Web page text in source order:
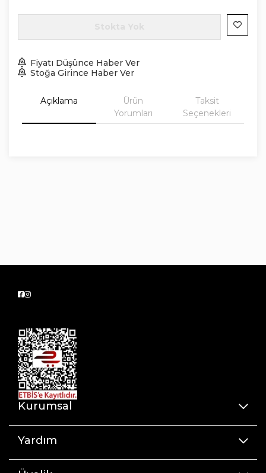
Fiyatı Düşünce Haber Ver
Stoğa Girince Haber Ver
Açıklama
Ürün
Yorumları
Taksit
Seçenekleri
Kurumsal
Yardım